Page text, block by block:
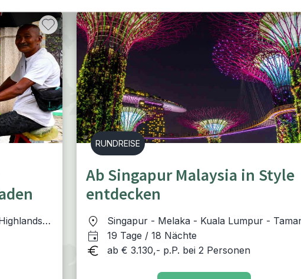
-
- Kuala
RUNDREISE
Ab Singapur Malaysia in Style
entdecken
Singapur - Melaka - Kuala Lumpur -
Negara Nationalpark - Cameron Highlands -
Penang - Langkawi
19 Tage / 18 Nächte
ab € 3.130,- p.P. bei 2 Personen